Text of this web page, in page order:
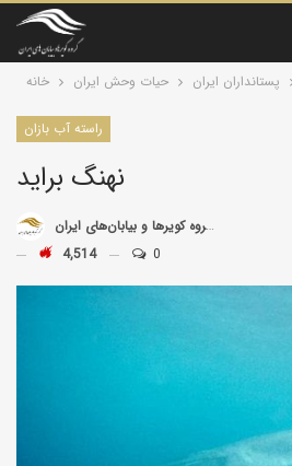
خانه حیات وحش ایران پستانداران ايران
راسته آب بازان
نهنگ براید
توسط گروه کویرها و بیابان‌های ایران
4,514
0